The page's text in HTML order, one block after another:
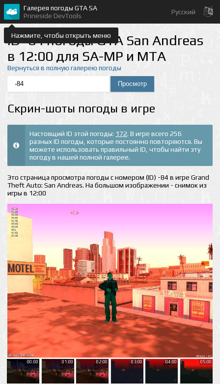
Нажмите, чтобы открыть меню
Галерея погоды GTA SA
Prineside DevTools
Русский
ID -84 погоды GTA San Andreas
в 12:00 для SA-MP и MTA
Вернуться в полную галерею погоды
Скрин-шоты погоды в игре
Настоящий ID этой погоды: 172. В игре всего 256
разных ID погоды, которые постоянно повторяются. Вы
можете использовать правильный ID, чтобы найти эту
погоду в нашей полной галерее.
Это страница просмотра погоды с номером (ID) -84 в игре Grand
Theft Auto: San Andreas. На большом изображении - снимок из
игры в 12:00
00:00 01:00 02:00 03:00 04:00 05:00